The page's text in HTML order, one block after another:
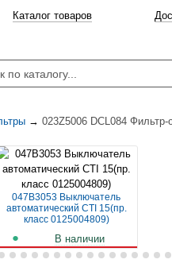
Каталог товаров
→ 023Z5006 DCL084
047B3053 Выключатель
автоматический CTI 15(пр.
класс 0125004809)
В наличии
1 129 руб.